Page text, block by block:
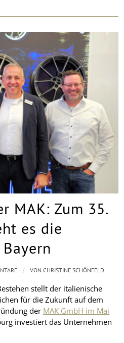
MAK: Zum 35.
es die
stellt der italienische
für die Zukunft auf dem
der MAK GmbH im Mai
investiert das Unternehmen
/ VONCHRISTINE SCHÖNFELD